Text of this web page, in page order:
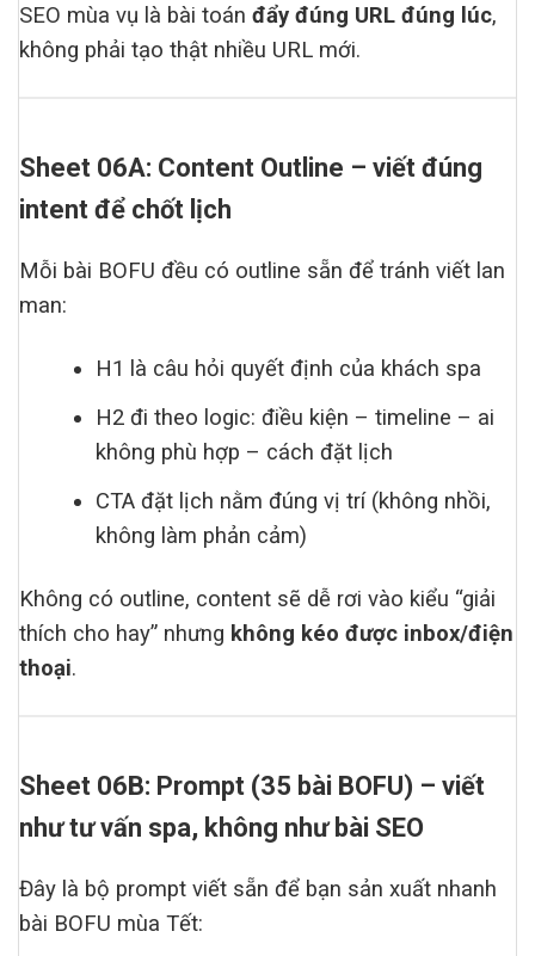
SEO mùa vụ là bài toán đẩy đúng URL đúng lúc,
không phải tạo thật nhiều URL mới.
Sheet 06A: Content Outline – viết đúng
intent để chốt lịch
Mỗi bài BOFU đều có outline sẵn để tránh viết lan
man:
H1 là câu hỏi quyết định của khách spa
H2 đi theo logic: điều kiện – timeline – ai
không phù hợp – cách đặt lịch
CTA đặt lịch nằm đúng vị trí (không nhồi,
không làm phản cảm)
Không có outline, content sẽ dễ rơi vào kiểu “giải
thích cho hay” nhưng không kéo được inbox/điện
thoại.
Sheet 06B: Prompt (35 bài BOFU) – viết
như tư vấn spa, không như bài SEO
Đây là bộ prompt viết sẵn để bạn sản xuất nhanh
bài BOFU mùa Tết: